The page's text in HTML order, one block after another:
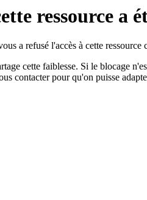
ressource a
a refusé l'accès à cette ressource
cette faiblesse. Si le blocage
contacter pour qu'on puisse